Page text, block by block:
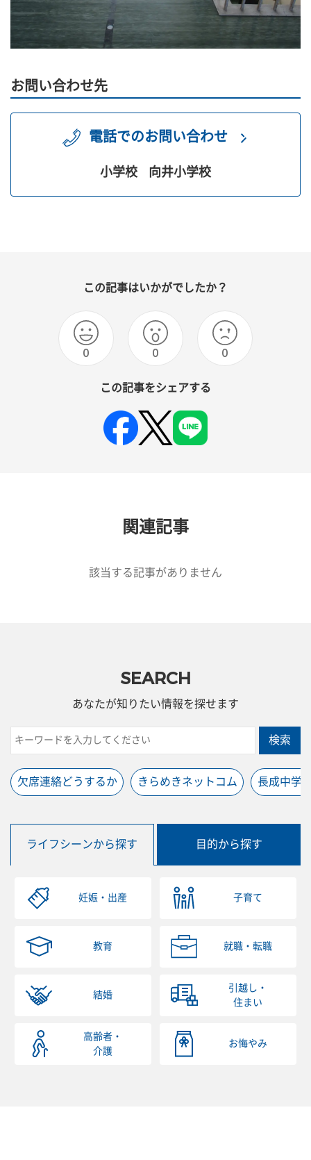
お問い合わせ先
電話でのお問い合わせ
小学校 向井小学校
この記事はいかがでしたか？
0 0 0
この記事をシェアする
関連記事
該当する記事がありません
SEARCH
あなたが知りたい情報を探せます
検索
欠席連絡どうするか きらめきネットコム 長成中学
ライフシーンから探す 目的から探す
妊娠・出産 子育て
教育 就職・転職
結婚
引越し・
住まい
高齢者・
介護
お悔やみ